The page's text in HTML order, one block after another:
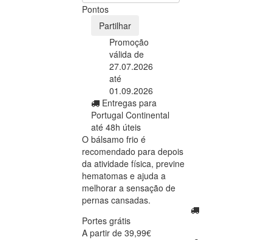
Pontos
Partilhar
Promoção
válida de
27.07.2026
até
01.09.2026
Entregas para
Portugal Continental
até 48h úteis
O bálsamo frio é
recomendado para depois
da atividade física, previne
hematomas e ajuda a
melhorar a sensação de
pernas cansadas.
Portes grátis
A partir de 39,99€